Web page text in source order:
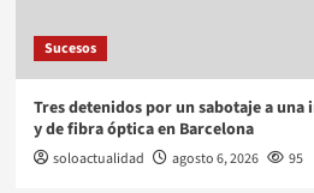
Sucesos
Tres detenidos por un sabotaje a
y de fibra óptica en Barcelona
soloactualidad agosto 6, 2026 95